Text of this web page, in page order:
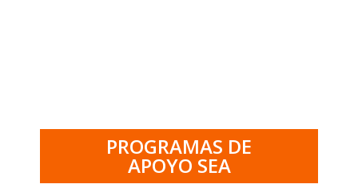
PROGRAMAS DE
APOYO SEA